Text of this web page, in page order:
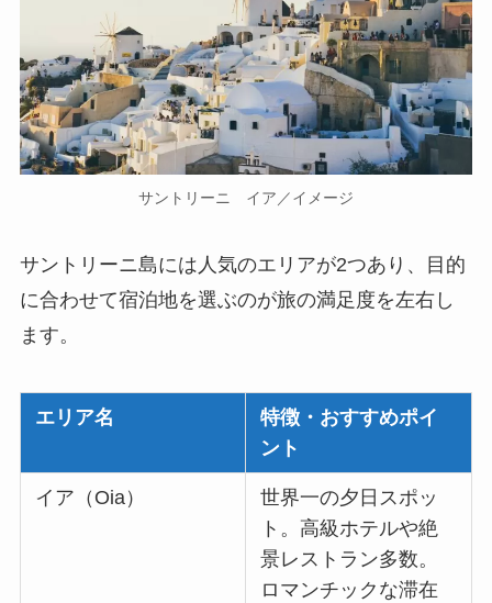
サントリーニ イア／イメージ
サントリーニ島には人気のエリアが2つあり、目的
に合わせて宿泊地を選ぶのが旅の満足度を左右し
ます。
エリア名
特徴・おすすめポイ
ント
イア（Oia）
世界一の夕日スポッ
ト。高級ホテルや絶
景レストラン多数。
ロマンチックな滞在